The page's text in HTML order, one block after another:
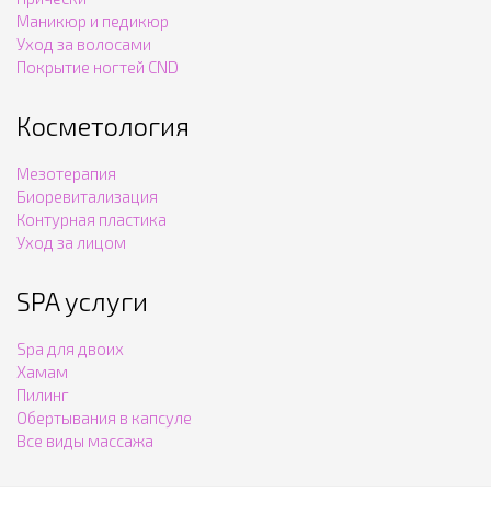
Маникюр и педикюр
Уход за волосами
Покрытие ногтей CND
Косметология
Мезотерапия
Биоревитализация
Контурная пластика
Уход за лицом
SPA услуги
Spa для двоих
Хамам
Пилинг
Обертывания в капсуле
Все виды массажа